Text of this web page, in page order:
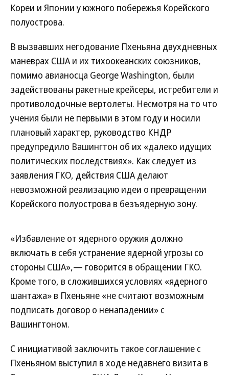
Кореи и Японии у южного побережья Корейского
полуострова.
В вызвавших негодование Пхеньяна двухдневных
маневрах США и их тихоокеанских союзников,
помимо авианосца George Washington, были
задействованы ракетные крейсеры, истребители и
противолодочные вертолеты. Несмотря на то что
учения были не первыми в этом году и носили
плановый характер, руководство КНДР
предупредило Вашингтон об их «далеко идущих
политических последствиях». Как следует из
заявления ГКО, действия США делают
невозможной реализацию идеи о превращении
Корейского полуострова в безъядерную зону.
«Избавление от ядерного оружия должно
включать в себя устранение ядерной угрозы со
стороны США»,— говорится в обращении ГКО.
Кроме того, в сложившихся условиях «ядерного
шантажа» в Пхеньяне «не считают возможным
подписать договор о ненападении» с
Вашингтоном.
С инициативой заключить такое соглашение с
Пхеньяном выступил в ходе недавнего визита в